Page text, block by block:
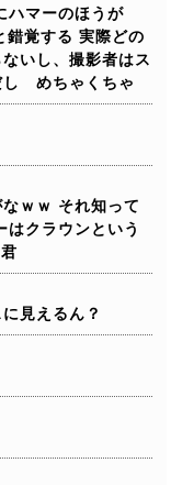
ハマーのほうが
錯覚する 実際どの
いし、撮影者はス
し めちゃくちゃ
ｗｗ それ知って
はクラウンという
見えるん？